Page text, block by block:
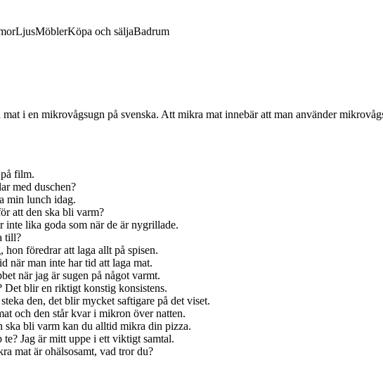
LjusMöblerKöpa och säljaBadrum
i en mikrovågsugn på svenska. Att mikra mat innebär att man använder
film.
med duschen?
min lunch idag.
att den ska bli varm?
lika goda som när de är nygrillade.
till?
föredrar att laga allt på spisen.
när man inte har tid att laga mat.
när jag är sugen på något varmt.
Det blir en riktigt konstig konsistens.
den, det blir mycket saftigare på det viset.
och den står kvar i mikron över natten.
ska bli varm kan du alltid mikra din pizza.
Jag är mitt uppe i ett viktigt samtal.
mat är ohälsosamt, vad tror du?